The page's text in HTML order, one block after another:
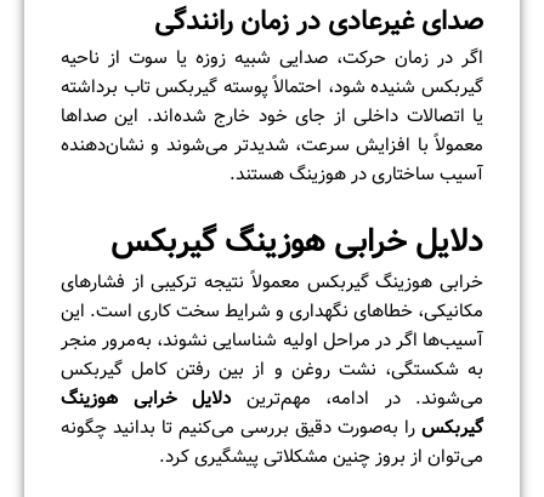
صدای غیرعادی در زمان رانندگی
اگر در زمان حرکت، صدایی شبیه زوزه یا سوت از ناحیه
گیربکس شنیده شود، احتمالاً پوسته گیربکس تاب برداشته
یا اتصالات داخلی از جای خود خارج شده‌اند. این صداها
معمولاً با افزایش سرعت، شدیدتر می‌شوند و نشان‌دهنده
آسیب ساختاری در هوزینگ هستند.
دلایل خرابی هوزینگ گیربکس
خرابی هوزینگ گیربکس معمولاً نتیجه ترکیبی از فشارهای
مکانیکی، خطاهای نگهداری و شرایط سخت کاری است. این
آسیب‌ها اگر در مراحل اولیه شناسایی نشوند، به‌مرور منجر
به شکستگی، نشت روغن و از بین رفتن کامل گیربکس
می‌شوند. در ادامه، مهم‌تریندلایل خرابی هوزینگ
گیربکس را به‌صورت دقیق بررسی می‌کنیم تا بدانید چگونه
می‌توان از بروز چنین مشکلاتی پیشگیری کرد.